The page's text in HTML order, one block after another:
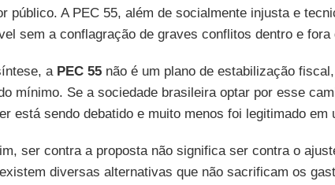
público. A PEC 55, além de socialmente injusta e
sem a conflagração de graves conflitos dentro e fora
a PEC 55não é um plano de estabilização
mínimo. Se a sociedade brasileira optar por esse
está sendo debatido e muito menos foi legitimado em
ser contra a proposta não significa ser contra o
diversas alternativas que não sacrificam os